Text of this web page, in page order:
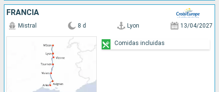
FRANCIA
Mistral 8 d Lyon 13/04/2027
Comidas incluidas